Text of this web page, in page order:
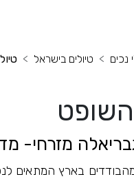
נכים טיולים בישראל
מזרחי-
בארץ המתאים